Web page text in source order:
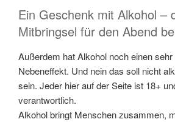
Ein Geschenk mit Alkohol –
Mitbringsel für den Abend
Außerdem hat Alkohol noch einen
Nebeneffekt. Und nein das soll nicht
sein. Jeder hier auf der Seite ist 18+
verantwortlich.
Alkohol bringt Menschen zusammen,